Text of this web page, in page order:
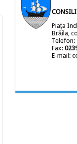
Piața
Brăila,
Telefon:
Fax:
E-mail: